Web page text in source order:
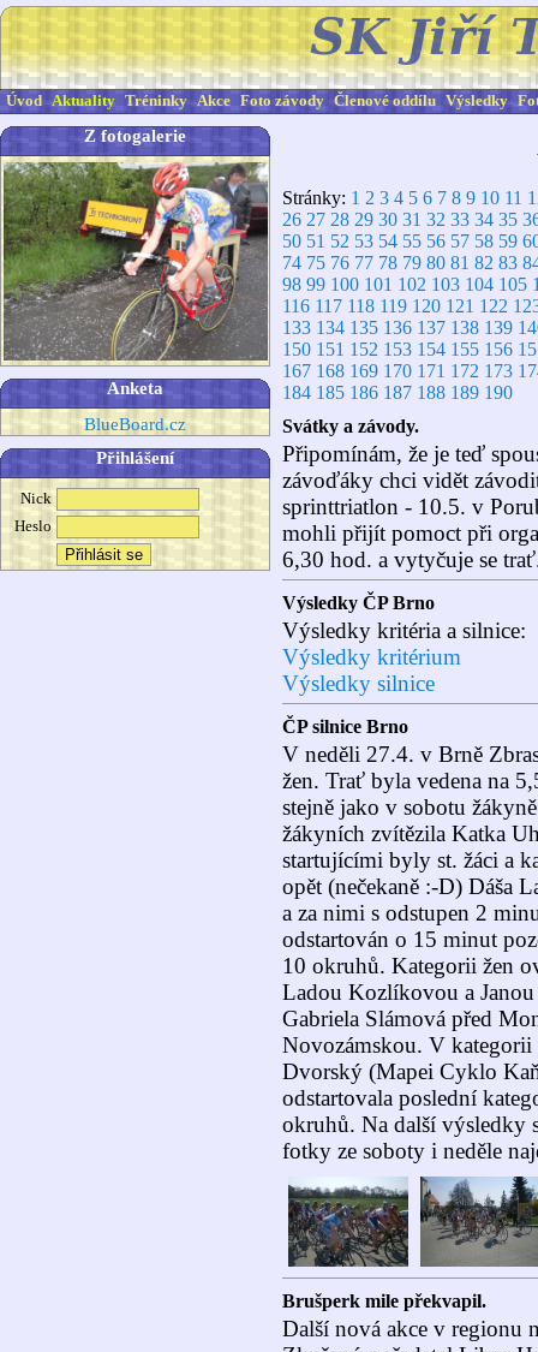
Úvod Aktuality Tréninky Akce Foto závody Členové oddílu Výsledky
Z fotogalerie
Anketa
BlueBoard.cz
Přihlášení
Nick
Heslo
Stránky: 1 2 3 4 5 6 7 8 9 10 11
26 27 28 29 30 31 32 33 34 35
50 51 52 53 54 55 56 57 58 59
74 75 76 77 78 79 80 81 82 83
98 99 100 101 102 103 104 105
116 117 118 119 120 121 122
133 134 135 136 137 138 139
150 151 152 153 154 155 156
167 168 169 170 171 172 173
184 185 186 187 188 189 190
Svátky a závody.
Připomínám, že je teď
závoďáky chci vidět
sprinttriatlon - 10.5. v
mohli přijít pomoct při
6,30 hod. a vytyčuje se
Výsledky ČP Brno
Výsledky kritéria a silnice:
Výsledky kritérium
Výsledky silnice
ČP silnice Brno
V neděli 27.4. v Brně
žen. Trať byla vedena na
stejně jako v sobotu
žákyních zvítězila Katka
startujícími byly st. žáci a
opět (nečekaně :-D) Dáša
a za nimi s odstupen 2
odstartován o 15 minut
10 okruhů. Kategorii žen
Ladou Kozlíkovou a
Gabriela Slámová před
Novozámskou. V kategorii
Dvorský (Mapei Cyklo
odstartovala poslední
okruhů. Na další výsledky
fotky ze soboty i neděle
Brušperk mile překvapil.
Další nová akce v regionu